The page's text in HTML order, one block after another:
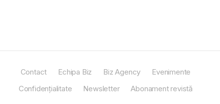
Contact Echipa Biz Biz Agency
Evenimente
Confidențialitate
Newsletter Abonament revistă